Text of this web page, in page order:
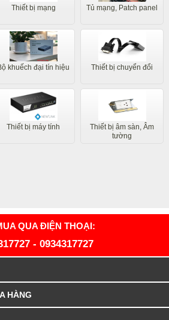
Thiết bị mạng Tủ mạng, Patch panel
khuếch đại tín hiệu Thiết bị chuyển đổi
Thiết bị máy tính
Thiết bị âm sàn, Âm
tường
QUA ĐIỆN THOẠI:
- 0934317727
HÀNG